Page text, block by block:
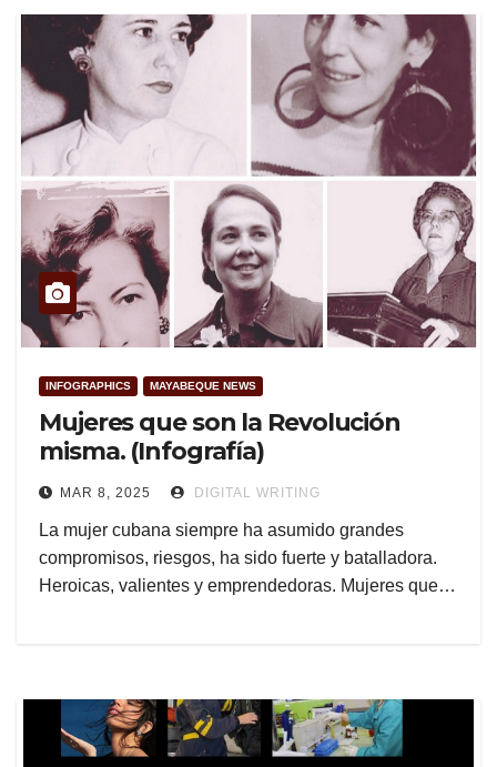
INFOGRAPHICS MAYABEQUE NEWS
Mujeres que son la Revolución
misma. (Infografía)
MAR 8, 2025 DIGITAL WRITING
La mujer cubana siempre ha asumido grandes
compromisos, riesgos, ha sido fuerte y batalladora.
Heroicas, valientes y emprendedoras. Mujeres que…